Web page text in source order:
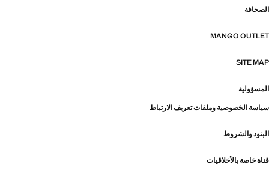
الصحافة
MANGO OUTLET
SITE MAP
المسؤولية
سياسة الخصوصية وملفات تعريف الارتباط
البنود والشروط
قناة خاصة بالأخلاقيات